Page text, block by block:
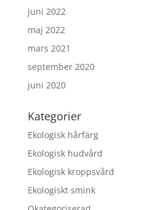
juni 2022
maj 2022
mars 2021
september 2020
juni 2020
Kategorier
Ekologisk hårfärg
Ekologisk hudvård
Ekologisk kroppsvård
Ekologiskt smink